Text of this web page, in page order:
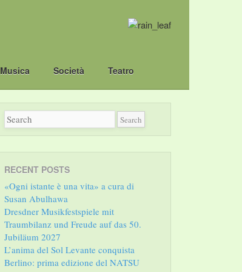
Musica Società Teatro
RECENT POSTS
«Ogni istante è una vita» a cura di
Susan Abulhawa
Dresdner Musikfestspiele mit
Traumbilanz und Freude auf das 50.
Jubiläum 2027
L’anima del Sol Levante conquista
Berlino: prima edizione del NATSU